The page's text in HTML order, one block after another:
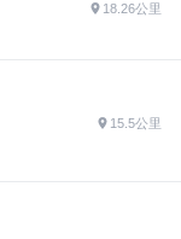
18.26公里
15.5公里